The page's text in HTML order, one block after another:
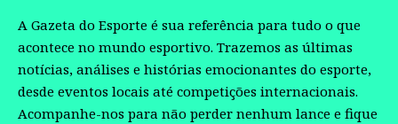
A Gazeta do Esporte é sua referência para tudo o que
acontece no mundo esportivo. Trazemos as últimas
notícias, análises e histórias emocionantes do esporte,
desde eventos locais até competições internacionais.
Acompanhe-nos para não perder nenhum lance e fique